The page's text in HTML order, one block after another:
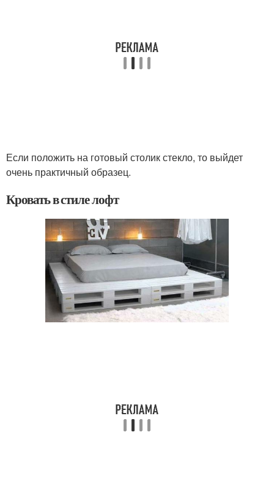
Если положить на готовый столик стекло, то выйдет
очень практичный образец.
Кровать в стиле лофт